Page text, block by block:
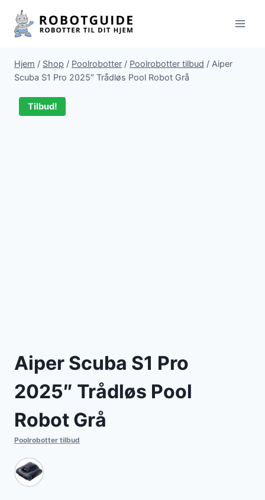
Fortsæt
indhold
Hjem / Shop / Poolrobotter / Poolrobotter tilbud / Aiper
Scuba S1 Pro 2025″ Trådløs Pool Robot Grå
Tilbud!
Aiper Scuba S1 Pro
2025″ Trådløs Pool
Robot Grå
Poolrobotter tilbud